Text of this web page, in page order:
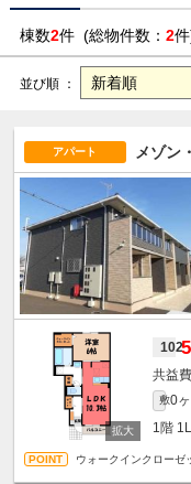
棟数2件 (総物件数： 2
並び順 ：
アパート メゾン
102
敷0
1階
ウォークインクロー